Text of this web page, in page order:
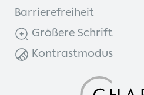
Barrierefreiheit
Größere Schrift
Kontrastmodus